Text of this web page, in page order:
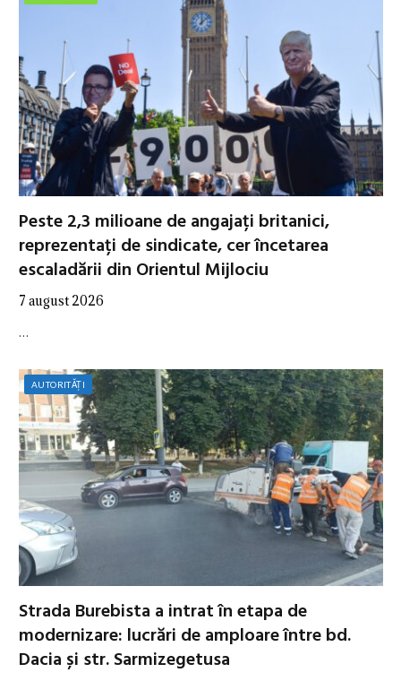
Peste 2,3 milioane de angajați britanici,
reprezentați de sindicate, cer încetarea
escaladării din Orientul Mijlociu
7 august 2026
…
AUTORITĂȚI
Strada Burebista a intrat în etapa de
modernizare: lucrări de amploare între bd.
Dacia și str. Sarmizegetusa